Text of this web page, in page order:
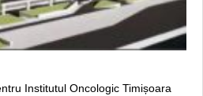
Institutul Oncologic Timișoara